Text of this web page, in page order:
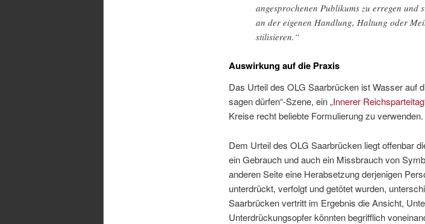
angesprochenen Publikums zu erregen
an der eigenen Handlung, Haltung oder
stilisieren.“
Auswirkung auf die Praxis
Das Urteil des OLG Saarbrücken ist Wasser auf
sagen dürfen“-Szene, ein „Innerer Reichsparteitag
Kreise recht beliebte Formulierung zu verwenden.
Dem Urteil des OLG Saarbrücken liegt offenbar
ein Gebrauch und auch ein Missbrauch von
anderen Seite eine Herabsetzung derjenigen
unterdrückt, verfolgt und getötet wurden,
Saarbrücken vertritt im Ergebnis die Ansicht,
Unterdrückungsopfer könnten begrifflich